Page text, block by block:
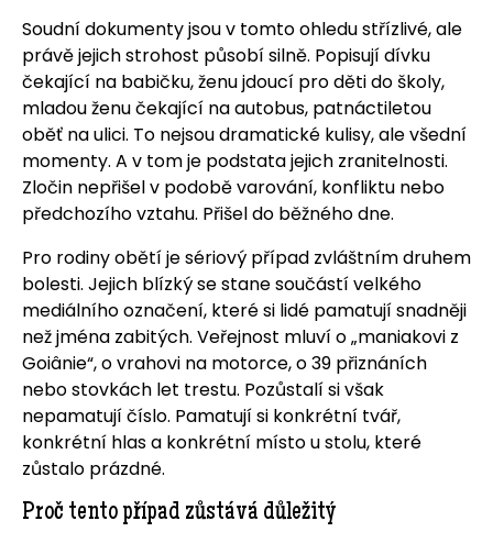
Soudní dokumenty jsou v tomto ohledu střízlivé, ale
právě jejich strohost působí silně. Popisují dívku
čekající na babičku, ženu jdoucí pro děti do školy,
mladou ženu čekající na autobus, patnáctiletou
oběť na ulici. To nejsou dramatické kulisy, ale všední
momenty. A v tom je podstata jejich zranitelnosti.
Zločin nepřišel v podobě varování, konfliktu nebo
předchozího vztahu. Přišel do běžného dne.
Pro rodiny obětí je sériový případ zvláštním druhem
bolesti. Jejich blízký se stane součástí velkého
mediálního označení, které si lidé pamatují snadněji
než jména zabitých. Veřejnost mluví o „maniakovi z
Goiânie“, o vrahovi na motorce, o 39 přiznáních
nebo stovkách let trestu. Pozůstalí si však
nepamatují číslo. Pamatují si konkrétní tvář,
konkrétní hlas a konkrétní místo u stolu, které
zůstalo prázdné.
Proč tento případ zůstává důležitý